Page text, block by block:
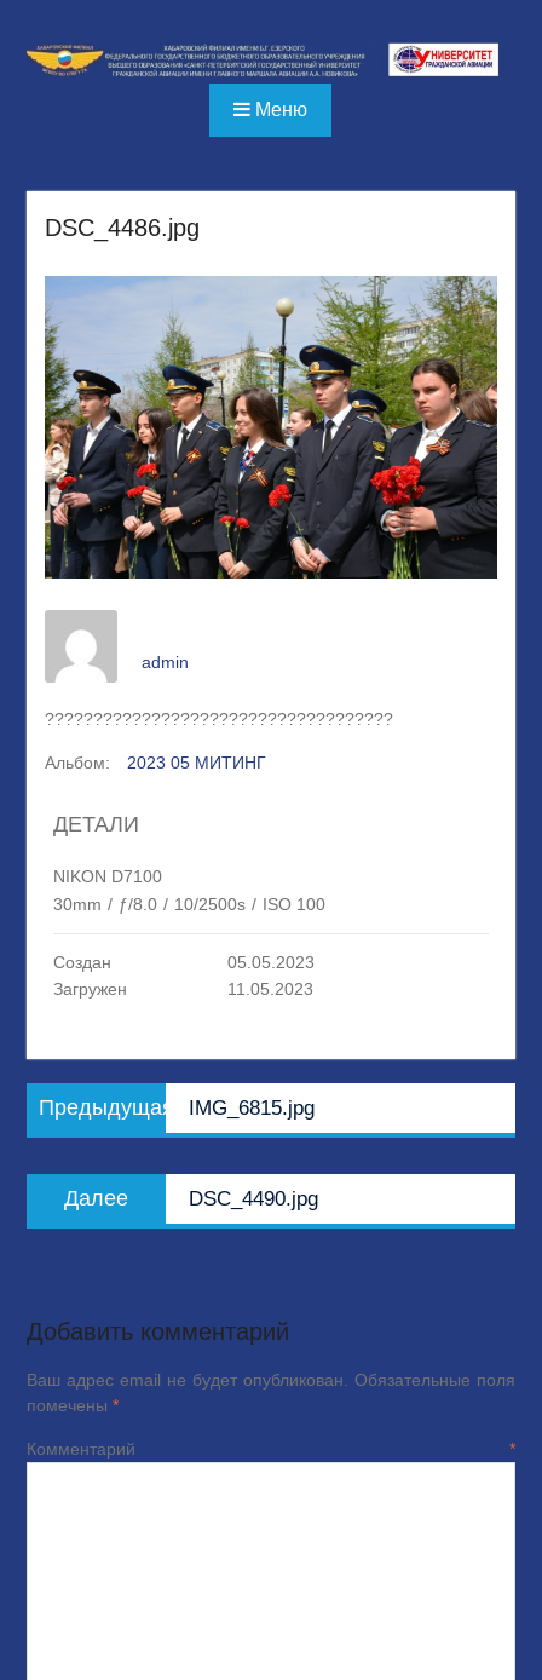
содержимому
Меню
DSC_4486.jpg
admin
????????????????????????????????????
Альбом: 2023 05 МИТИНГ
ДЕТАЛИ
NIKON D7100
30mm / ƒ/8.0 / 10/2500s / ISO 100
Создан
05.05.2023
Загружен
11.05.2023
Навигация
по
Предыдущая
запись:
IMG_6815.jpg
Далее
запись:
DSC_4490.jpg
Добавить комментарий
Ваш адрес email не будет опубликован. Обязательные поля
помечены *
Комментарий*